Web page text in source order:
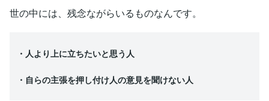
世の中には、残念ながらいるものなんです。
・人より上に立ちたいと思う人
・自らの主張を押し付け人の意見を聞けない人